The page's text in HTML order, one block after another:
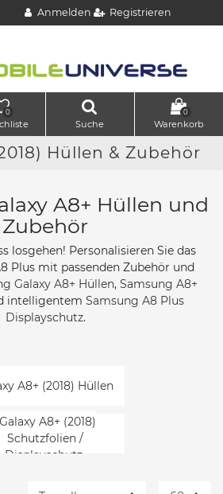
Anmelden Registrieren
0
Suche
0
Warenkorb
Hüllen & Zubehör
A8+ Hüllen und
Zubehör
losgehen! Personalisieren Sie das
Plus mit passenden Zubehör und
Galaxy A8+ Hüllen, Samsung A8+
intelligentem Samsung A8 Plus
Displayschutz.
A8+ (2018) Hüllen
Galaxy A8+ (2018)
Schutzfolien /
Displayschutz